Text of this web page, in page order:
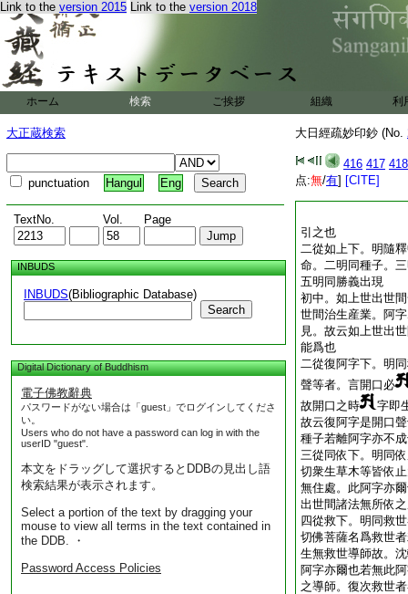
Link to the version 2015 Link to the version 2018
ホーム 検索 ご挨拶 組織 利
大正蔵検索
punctuation Hangul Eng
TextNo. Vol. Page
INBUDS
INBUDS(Bibliographic Database)
Search
Digital Dictionary of Buddhism
電子佛教辭典
パスワードがない場合は「guest」でログインしてくださ
い。
Users who do not have a password can log in with the
userID "guest".
本文をドラッグして選択するとDDBの見出し語
検索結果が表示されます。
Select a portion of the text by dragging your
mouse to view all terms in the text contained in
the DDB. ・
Password Access Policies
大日經疏妙印鈔 (No.
416 417 418
点:無/有] [CITE]
引之也
二從如上下。明隨
命。二明同種子。
五明同勝義出現
初中。如上世出世
世間治生産業。阿
見。故云如上世出
能爲也
二從復阿字下。明
聲等者。言開口必
故開口之時
字即
故云復阿字是開口
種子若離阿字亦不
三從同依下。明同
切衆生草木等皆依
無住處。此阿字亦
出世間諸法無所依
四從救下。明同救
切佛菩薩名爲救世
生無救世導師故。
阿字亦爾也若無此
之導師。復次救世